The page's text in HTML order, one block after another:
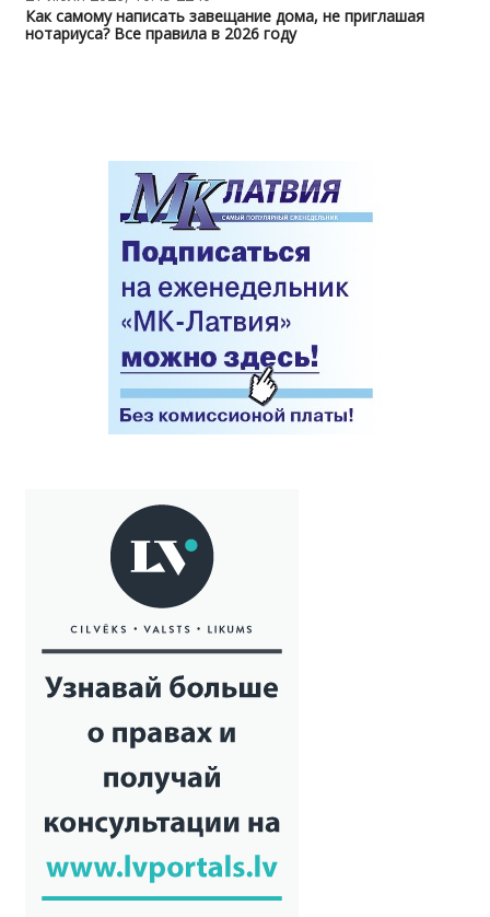
Как самому написать завещание дома, не приглашая
нотариуса? Все правила в 2026 году